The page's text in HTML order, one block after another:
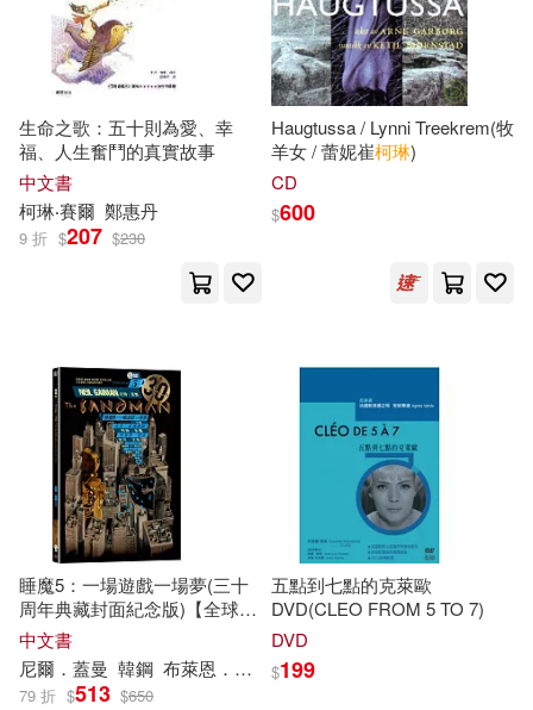
生命之歌：五十則為愛、幸
福、人生奮鬥的真實故事
中文書
柯琳‧賽爾 鄭惠丹
9 折 $207 $230
Haugtussa / Lynni Treekrem(牧
羊女 / 蕾妮崔柯琳)
CD
$600
睡魔5：一場遊戲一場夢(三十
周年典藏封面紀念版)【全球
Netflix TOP 1 人氣影集同名原
作，奇幻文學大師尼爾‧蓋曼最
知名經典美漫代表作】
中文書
尼爾．蓋曼 韓鋼 布萊恩．塔波 柯琳
79 折 $513 $650
五點到七點的克萊歐
DVD(CLEO FROM 5 TO 7)
DVD
$199